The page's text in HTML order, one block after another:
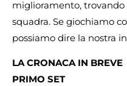
miglioramento,
squadra. Se giochiamo
possiamo dire la nostra
LA CRONACA IN BREVE
PRIMO SET